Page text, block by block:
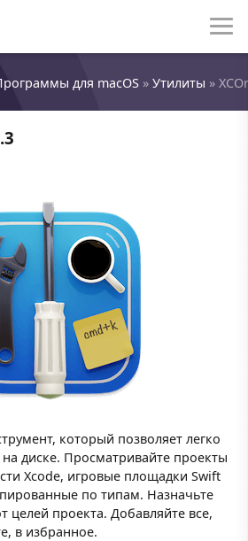
для macOS » Утилиты »
который позволяет легко
диске. Просматривайте проекты
Xcode, игровые площадки Swift
по типам. Назначьте
целей проекта. Добавляйте все,
в избранное.